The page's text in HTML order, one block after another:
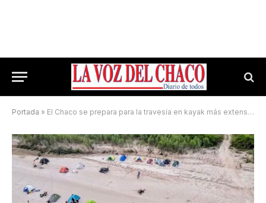
Portada » El Chaco se prepara para la travesía en kayak más extensa del mundo